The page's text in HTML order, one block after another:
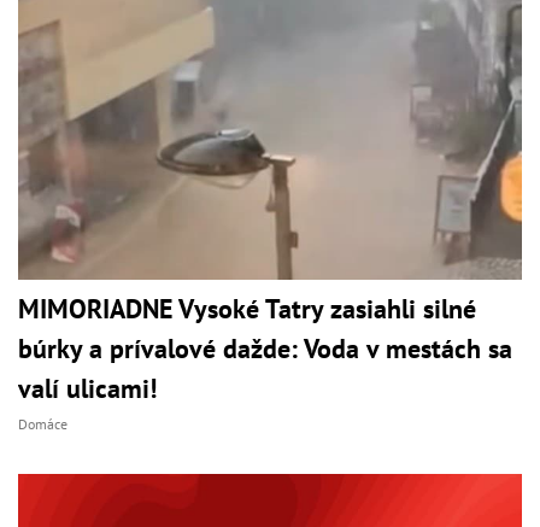
MIMORIADNE Vysoké Tatry zasiahli silné
búrky a prívalové dažde: Voda v mestách sa
valí ulicami!
Domáce